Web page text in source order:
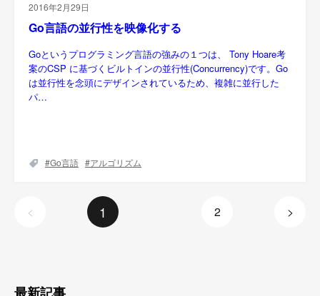
2016年2月29日
Go言語の並行性を映像化する
Goというプログラミング言語の強みの１つは、 Tony Hoare考
案のCSP に基づくビルトインの並行性(Concurrency)です。Go
は並行性を念頭にデザインされているため、複雑に並行した
パ…
Go言語 アルゴリズム
< 1 2 >